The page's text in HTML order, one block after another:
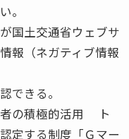
。
国土交通省ウェブサ
報（ネガティブ情報
できる。
の積極的活用 ト
定する制度「Ｇマー